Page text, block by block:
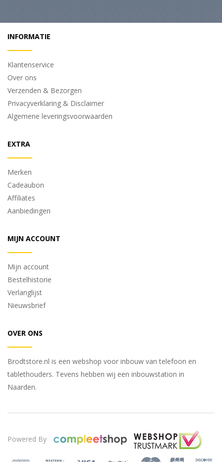
INFORMATIE
Klantenservice
Over ons
Verzenden & Bezorgen
Privacyverklaring & Disclaimer
Algemene leveringsvoorwaarden
EXTRA
Merken
Cadeaubon
Affiliates
Aanbiedingen
MIJN ACCOUNT
Mijn account
Bestelhistorie
Verlanglijst
Nieuwsbrief
OVER ONS
Brodtstore.nl is een webshop voor inbouw van telefoon en
tablethouders. Tevens hebben wij een inbouwstation in
Naarden.
Powered By